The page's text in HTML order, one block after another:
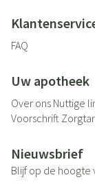
FAQ
Uw apotheek
Over ons Nuttige
Voorschrift
Nieuwsbrief
Blijf op de